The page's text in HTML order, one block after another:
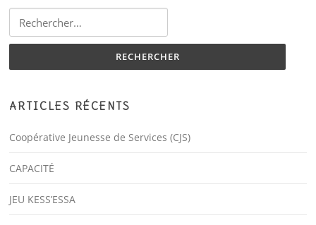
ARTICLES RÉCENTS
Coopérative Jeunesse de Services (CJS)
CAPACITÉ
JEU KESS’ESSA